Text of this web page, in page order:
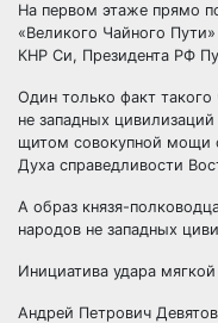
На первом этаже прямо
«Великого Чайного
КНР Си, Президента РФ
Один только факт такого
не западных
щитом совокупной мощи
Духа справедливости
А образ князя-
народов не западных
Инициатива удара
Андрей Петрович